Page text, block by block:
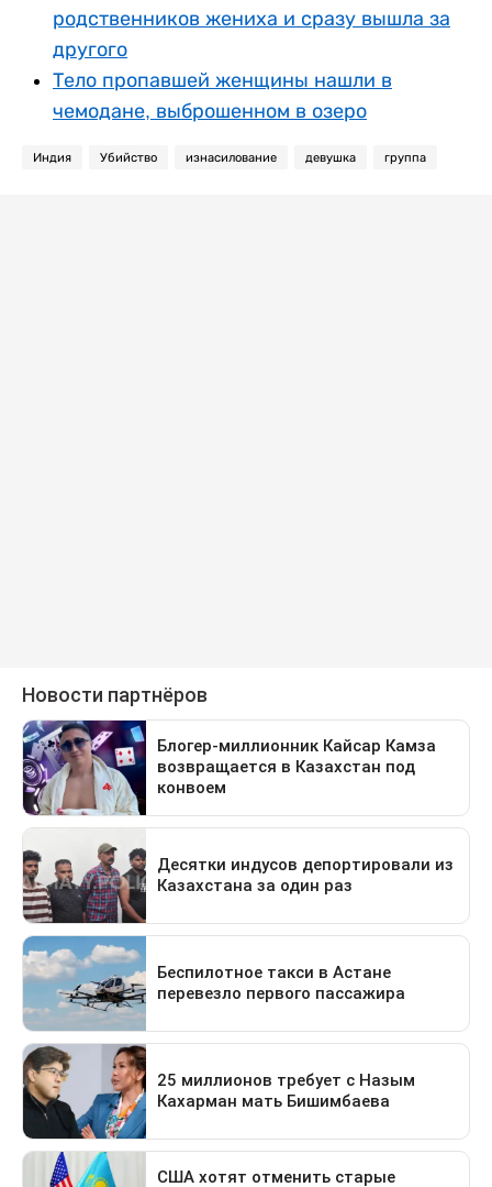
родственников жениха и сразу вышла за
другого
Тело пропавшей женщины нашли в
чемодане, выброшенном в озеро
Индия Убийство изнасилование девушка группа